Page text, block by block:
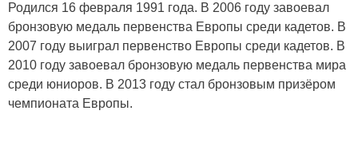
Родился 16 февраля 1991 года. В 2006 году завоевал
бронзовую медаль первенства Европы среди кадетов. В
2007 году выиграл первенство Европы среди кадетов. В
2010 году завоевал бронзовую медаль первенства мира
среди юниоров. В 2013 году стал бронзовым призёром
чемпионата Европы.